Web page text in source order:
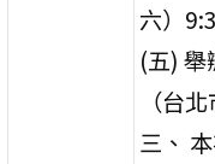
六）
(五)
（台
三、